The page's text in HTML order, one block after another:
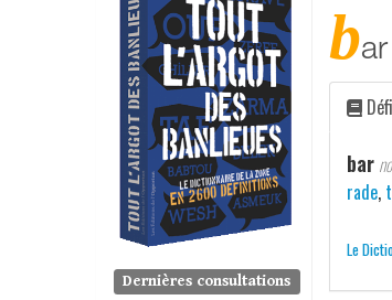
Dernières consultations
bar
bar
rade,
Le